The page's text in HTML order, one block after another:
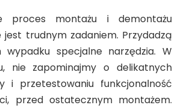
proces montażu i demontażu
jest trudnym zadaniem. Przydadzą
specjalne narzędzia. W
nie zapominajmy o delikatnych
i przetestowaniu funkcjonalność
przed ostatecznym montażem.